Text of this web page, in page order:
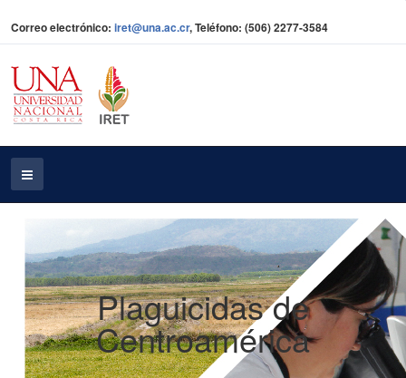
Correo electrónico: iret@una.ac.cr, Teléfono: (506) 2277-3584
Plaguicidas de
Centroamérica